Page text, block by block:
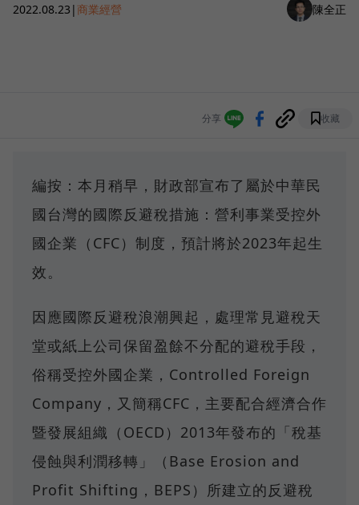
2022.08.23 |商業經營 陳全正
分享 收藏
編按：本月稍早，財政部宣布了屬於中華民
國台灣的國際反避稅措施：營利事業受控外
國企業（CFC）制度，預計將於2023年起生
效。
因應國際反避稅浪潮興起，處理常見避稅天
堂或紙上公司保留盈餘不分配的避稅手段，
俗稱受控外國企業，Controlled Foreign
Company，又簡稱CFC，主要配合經濟合作
暨發展組織（OECD）2013年發布的「稅基
侵蝕與利潤移轉」（Base Erosion and
Profit Shifting，BEPS）所建立的反避稅